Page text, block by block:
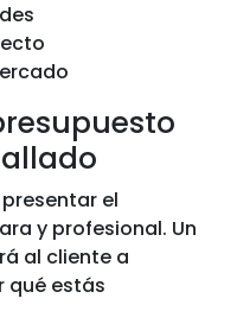
el
y profesional. Un
al cliente a
qué estás